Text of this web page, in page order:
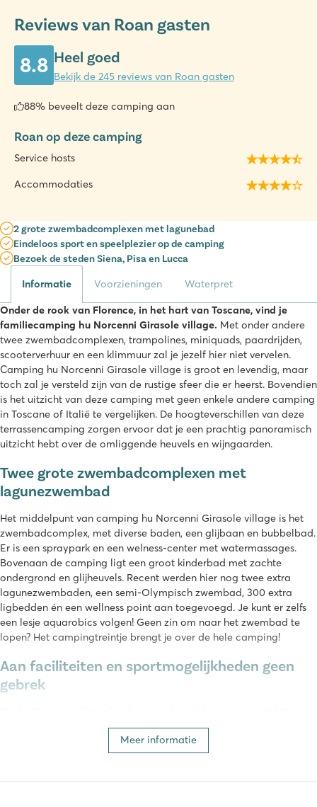
Reviews van Roan gasten
8.8 Heel goed
Bekijk de 245 reviews van Roan gasten
88% beveelt deze camping aan
Roan op deze camping
Service hosts
Accommodaties
2 grote zwembadcomplexen met lagunebad
Eindeloos sport en speelplezier op de camping
Bezoek de steden Siena, Pisa en Lucca
Informatie Voorzieningen Waterpret
Onder de rook van Florence, in het hart van Toscane, vind je
familiecamping hu Norcenni Girasole village. Met onder andere
twee zwembadcomplexen, trampolines, miniquads, paardrijden,
scooterverhuur en een klimmuur zal je jezelf hier niet vervelen.
Camping hu Norcenni Girasole village is groot en levendig, maar
toch zal je versteld zijn van de rustige sfeer die er heerst. Bovendien
is het uitzicht van deze camping met geen enkele andere camping
in Toscane of Italië te vergelijken. De hoogteverschillen van deze
terrassencamping zorgen ervoor dat je een prachtig panoramisch
uitzicht hebt over de omliggende heuvels en wijngaarden.
Twee grote zwembadcomplexen met
lagunezwembad
Het middelpunt van camping hu Norcenni Girasole village is het
zwembadcomplex, met diverse baden, een glijbaan en bubbelbad.
Er is een spraypark en een welness-center met watermassages.
Bovenaan de camping ligt een groot kinderbad met zachte
ondergrond en glijheuvels. Recent werden hier nog twee extra
lagunezwembaden, een semi-Olympisch zwembad, 300 extra
ligbedden én een wellness point aan toegevoegd. Je kunt er zelfs
een lesje aquarobics volgen! Geen zin om naar het zwembad te
lopen? Het campingtreintje brengt je over de hele camping!
Aan faciliteiten en sportmogelijkheden geen
gebrek
helemaal tot rust in het wellness-centrum op de camping, boek
een massage of schoonheidsbehandeling voor de volledige
ontspanning. Voor de sportievelingen biedt de camping diverse
voetbalvelden en minigolf. Voor de echte avonturiers beschikt
Meer informatie